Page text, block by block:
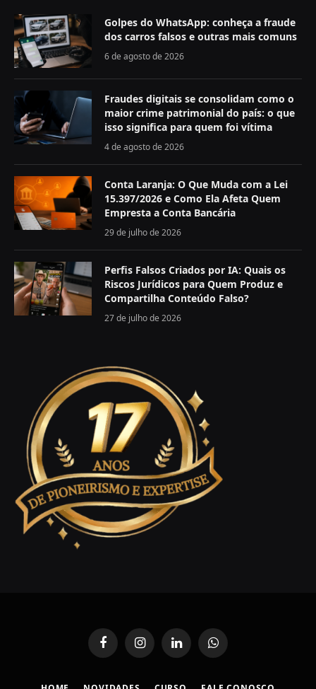
Golpes do WhatsApp: conheça a fraude
dos carros falsos e outras mais comuns
6 de agosto de 2026
Fraudes digitais se consolidam como o
maior crime patrimonial do país: o que
isso significa para quem foi vítima
4 de agosto de 2026
Conta Laranja: O Que Muda com a Lei
15.397/2026 e Como Ela Afeta Quem
Empresta a Conta Bancária
29 de julho de 2026
Perfis Falsos Criados por IA: Quais os
Riscos Jurídicos para Quem Produz e
Compartilha Conteúdo Falso?
27 de julho de 2026
FacebookInstagramLinkedInWhatsApp